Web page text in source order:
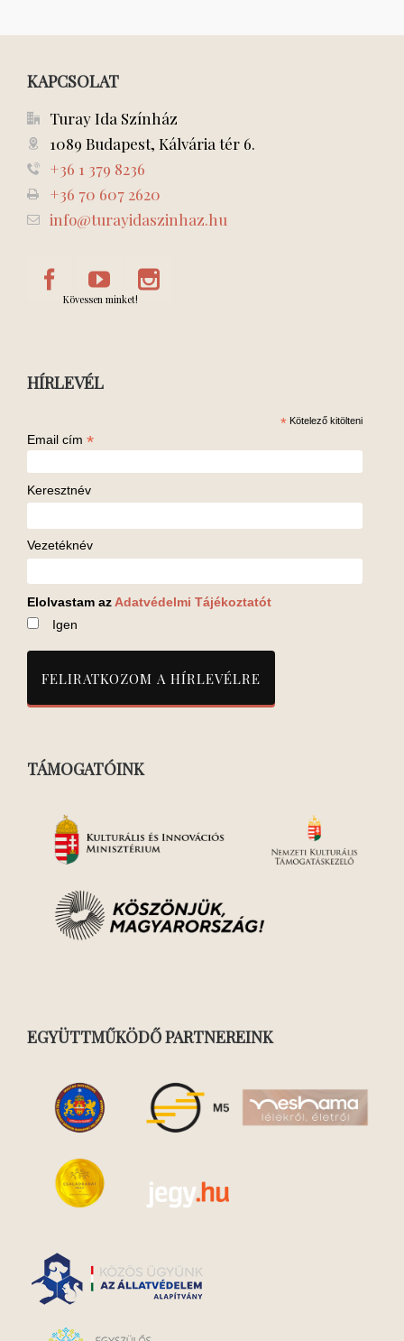
KAPCSOLAT
Turay Ida Színház
1089 Budapest, Kálvária tér 6.
+36 1 379 8236
+36 70 607 2620
info@turayidaszinhaz.hu
Kövessen minket!
HÍRLEVÉL
* Kötelező kitölteni
Email cím *
Keresztnév
Vezetéknév
Elolvastam az Adatvédelmi Tájékoztatót
Igen
TÁMOGATÓINK
EGYÜTTMŰKÖDŐ PARTNEREINK